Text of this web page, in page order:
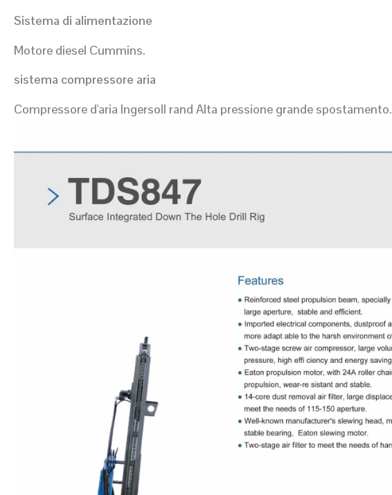
Sistema di alimentazione
Motore diesel Cummins.
sistema compressore aria
Compressore d'aria Ingersoll rand Alta pressione grande spostamento.